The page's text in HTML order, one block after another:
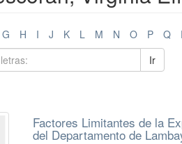
G H I J K L M N O P Q
Ir
Factores Limitantes de la
del Departamento de